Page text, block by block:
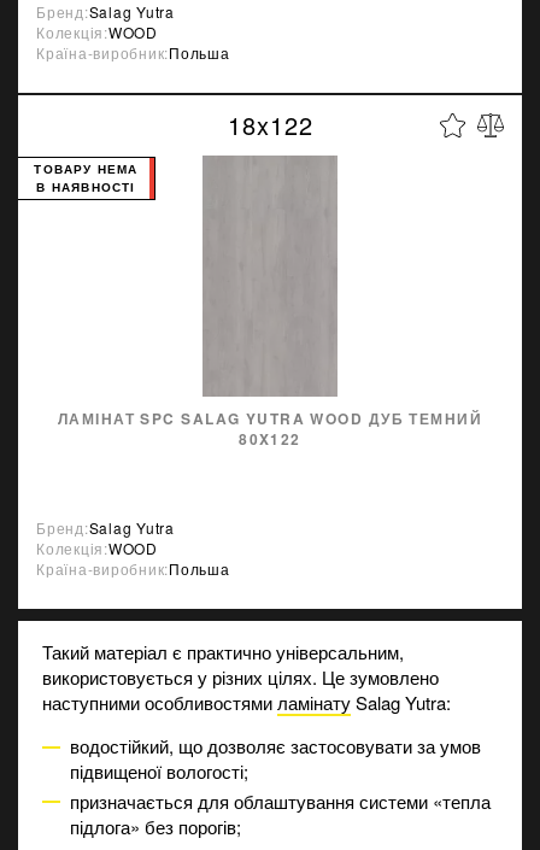
Бренд:Salag Yutra
Колекція:WOOD
Країна-виробник:Польша
18x122
ЛАМІНАТ SPC SALAG YUTRA WOOD ДУБ ТЕМНИЙ
80X122
ТОВАРУ НЕМА
В НАЯВНОСТІ
Бренд:Salag Yutra
Колекція:WOOD
Країна-виробник:Польша
Такий матеріал є практично універсальним,
використовується у різних цілях. Це зумовлено
наступними особливостями ламінатуSalag Yutra:
водостійкий, що дозволяє застосовувати за умов
підвищеної вологості;
призначається для облаштування системи «тепла
підлога» без порогів;